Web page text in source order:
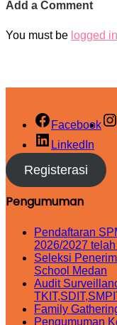
Add a Comment
You must be logged in
Facebook
LinkedIn
Registerasi
Pengumuman
Pendaftaran
2026/2027
Seleksi
School Medan
Audit
Family
Pengumuman